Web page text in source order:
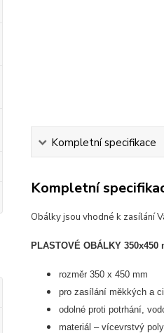
Kompletní specifikace
Kompletní
Obálky jsou vhodné k zasílání
PLASTOVÉ OBÁLKY 350x450
rozměr 350 x 450 mm
pro zasílání měkkých a
odolné proti potrhání,
materiál – vícevrstvý